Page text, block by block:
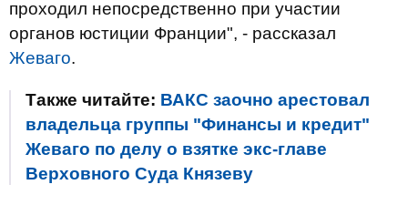
проходил непосредственно при участии
органов юстиции Франции", - рассказал
Жеваго.
Также читайте: ВАКС заочно арестовал
владельца группы "Финансы и кредит"
Жеваго по делу о взятке экс-главе
Верховного Суда Князеву